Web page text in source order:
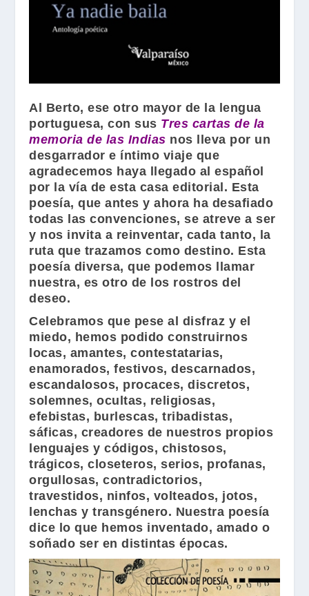
Al Berto, ese otro mayor de la lengua
portuguesa, con sus Tres cartas de la
memoria de las Indias nos lleva por un
desgarrador e íntimo viaje que
agradecemos haya llegado al español
por la vía de esta casa editorial. Esta
poesía, que antes y ahora ha desafiado
todas las convenciones, se atreve a ser
y nos invita a reinventar, cada tanto, la
ruta que trazamos como destino. Esta
poesía diversa, que podemos llamar
nuestra, es otro de los rostros del
deseo.
Celebramos que pese al disfraz y el
miedo, hemos podido construirnos
locas, amantes, contestatarias,
enamorados, festivos, descarnados,
escandalosos, procaces, discretos,
solemnes, ocultas, religiosas,
efebistas, burlescas, tribadistas,
sáficas, creadores de nuestros propios
lenguajes y códigos, chistosos,
trágicos, closeteros, serios, profanas,
orgullosas, contradictorios,
travestidos, ninfos, volteados, jotos,
lenchas y transgénero. Nuestra poesía
dice lo que hemos inventado, amado o
soñado ser en distintas épocas.